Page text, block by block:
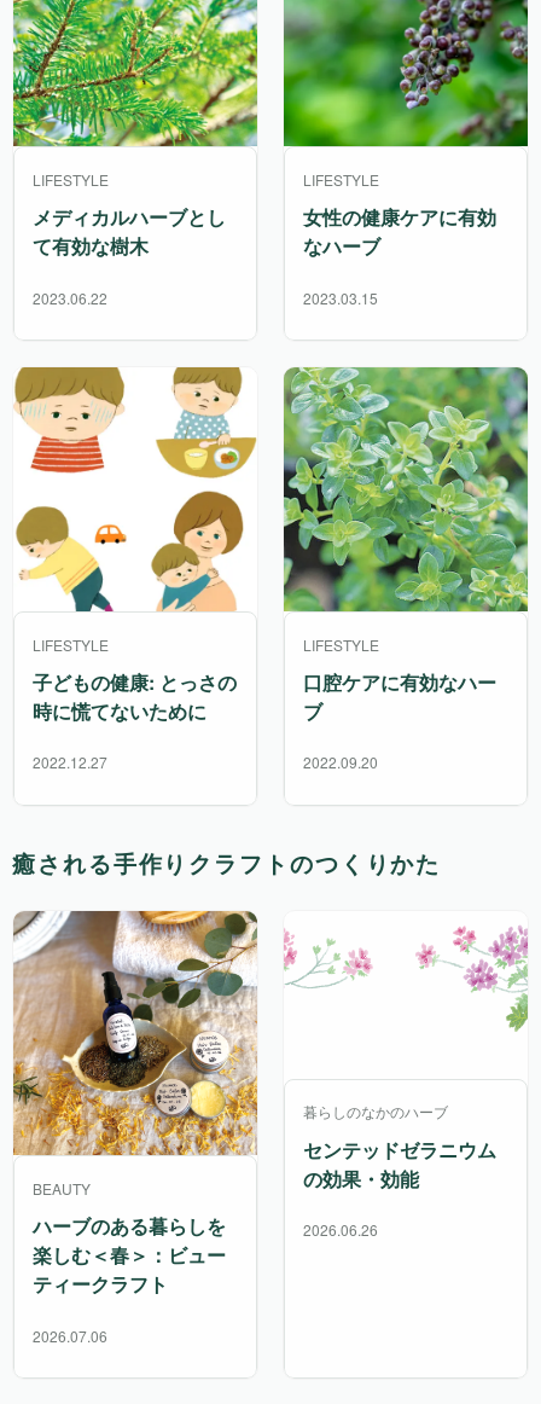
LIFESTYLE
メディカルハーブとし
て有効な樹木
2023.06.22
LIFESTYLE
女性の健康ケアに有効
なハーブ
2023.03.15
LIFESTYLE
子どもの健康: とっさの
時に慌てないために
2022.12.27
LIFESTYLE
口腔ケアに有効なハー
ブ
2022.09.20
癒される手作りクラフトのつくりかた
BEAUTY
ハーブのある暮らしを
楽しむ＜春＞：ビュー
ティークラフト
2026.07.06
暮らしのなかのハーブ
センテッドゼラニウム
の効果・効能
2026.06.26